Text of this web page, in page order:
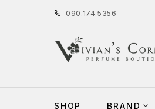
090 .174.5356
SHOP BRAND